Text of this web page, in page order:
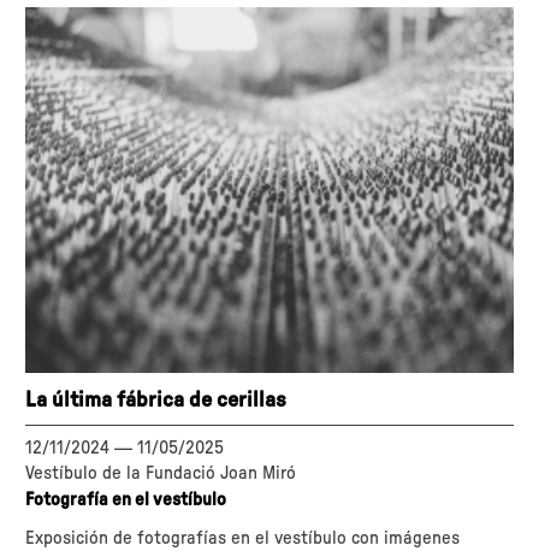
La última fábrica de cerillas
12/11/2024 —11/05/2025
Vestíbulo de la Fundació Joan Miró
Fotografía en el vestíbulo
Exposición de fotografías en el vestíbulo con imágenes